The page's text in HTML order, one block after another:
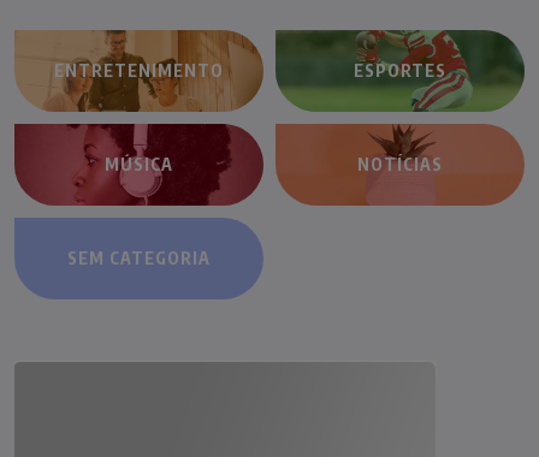
ENTRETENIMENTO ESPORTES
MÚSICA NOTÍCIAS
SEM CATEGORIA